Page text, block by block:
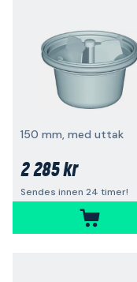
150 mm, med uttak
2 285 kr
Sendes innen 24 timer!